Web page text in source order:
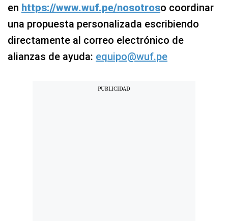
en https://www.wuf.pe/nosotroso coordinar
una propuesta personalizada escribiendo
directamente al correo electrónico de
alianzas de ayuda: equipo@wuf.pe